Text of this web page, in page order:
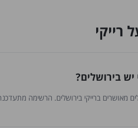
רייקי
בירושלים?